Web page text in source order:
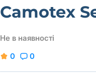
Camotex
Не в наявності
0 0